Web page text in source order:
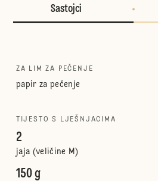
Sastojci
ZA LIM ZA PEČENJE
papir za pečenje
TIJESTO S LJEŠNJACIMA
2
jaja (veličine M)
150 g